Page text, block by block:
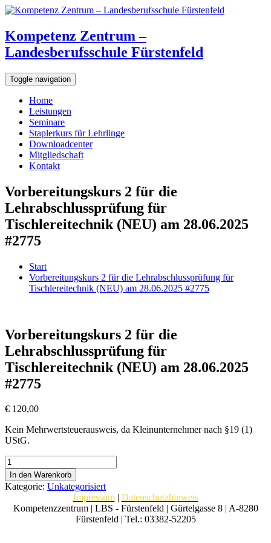
Kompetenz Zentrum –
Landesberufsschule Fürstenfeld
Toggle navigation
Home
Leistungen
Seminare
Staplerkurs für Lehrlinge
Downloadcenter
Mitgliedschaft
Kontakt
Vorbereitungskurs 2 für die
Lehrabschlussprüfung für
Tischlereitechnik (NEU) am 28.06.2025
#2775
Start
Vorbereitungskurs 2 für die Lehrabschlussprüfung für
Tischlereitechnik (NEU) am 28.06.2025 #2775
Vorbereitungskurs 2 für die
Lehrabschlussprüfung für
Tischlereitechnik (NEU) am 28.06.2025
#2775
€ 120,00
Kein Mehrwertsteuerausweis, da Kleinunternehmer nach §19 (1)
UStG.
Vorbereitungskurs
2
für
die
Lehrabschlussprüfung
für
In den Warenkorb
Kategorie: Unkategorisiert
Impressum| Datenschutzhinweis
Kompetenzzentrum | LBS - Fürstenfeld | Gürtelgasse 8 | A-8280
Fürstenfeld | Tel.: 03382-52205